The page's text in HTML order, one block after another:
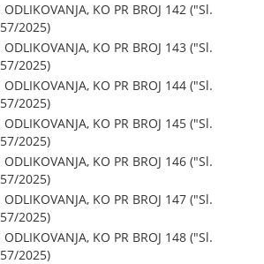
KO PR BROJ 142 ("Sl.
2025)
KO PR BROJ 143 ("Sl.
2025)
KO PR BROJ 144 ("Sl.
2025)
KO PR BROJ 145 ("Sl.
2025)
KO PR BROJ 146 ("Sl.
2025)
KO PR BROJ 147 ("Sl.
2025)
KO PR BROJ 148 ("Sl.
2025)